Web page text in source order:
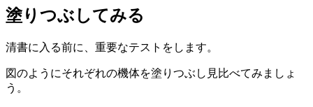
塗りつぶしてみる
清書に入る前に、重要なテストをします。
図のようにそれぞれの機体を塗りつぶし見比べてみましょ
う。